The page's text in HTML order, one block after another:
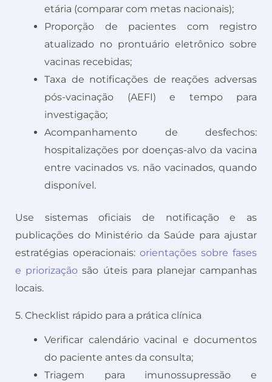
etária (comparar com metas nacionais);
Proporção de pacientes com registro
atualizado no prontuário eletrônico sobre
vacinas recebidas;
Taxa de notificações de reações adversas
pós-vacinação (AEFI) e tempo para
investigação;
Acompanhamento de desfechos:
hospitalizações por doenças-alvo da vacina
entre vacinados vs. não vacinados, quando
disponível.
Use sistemas oficiais de notificação e as
publicações do Ministério da Saúde para ajustar
estratégias operacionais: orientações sobre fases
e priorização são úteis para planejar campanhas
locais.
5. Checklist rápido para a prática clínica
Verificar calendário vacinal e documentos
do paciente antes da consulta;
Triagem para imunossupressão e